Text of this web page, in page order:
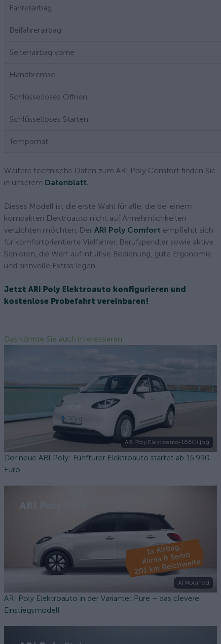
Fahrerairbag
Beifahrerairbag
Seitenairbag vorne
Handbremse
Schlüsselloses Öffnen
Schlüsselloses Starten
Tempomat
Weitere technische Daten zum ARI Poly Comfort finden Sie
in unserem Datenblatt.
Dieses Modell ist die erste Wahl für alle, die bei einem
kompakten Elektroauto nicht auf Annehmlichkeiten
verzichten möchten. Der ARI Poly Comfort empfiehlt sich
für komfortorientierte Vielfahrer, Berufspendler sowie aktive
Senioren, die Wert auf intuitive Bedienung, gute Ergonomie
und sinnvolle Extras legen.
Jetzt ARI Poly Elektroauto konfigurieren und
kostenlose Probefahrt vereinbaren!
Das könnte Sie auch interessieren
ARI Poly Elektroauto-166(1).jpg
Der neue ARI Poly: Fünftürer Elektroauto startet ab 15.990
Euro
AI Modified
ARI Poly Elektroauto in der Variante: Pure – das clevere
Einstiegsmodell